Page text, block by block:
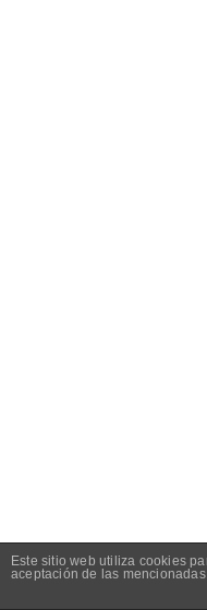
Este sitio web utiliza cookies
aceptación de las